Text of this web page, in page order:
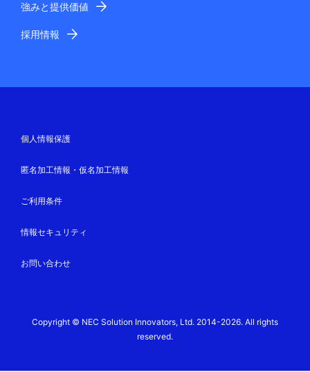
強みと提供価値
採用情報
個人情報保護
匿名加工情報・仮名加工情報
ご利用条件
情報セキュリティ
お問い合わせ
Copyright © NEC Solution Innovators, Ltd. 2014-2026. All rights
reserved.